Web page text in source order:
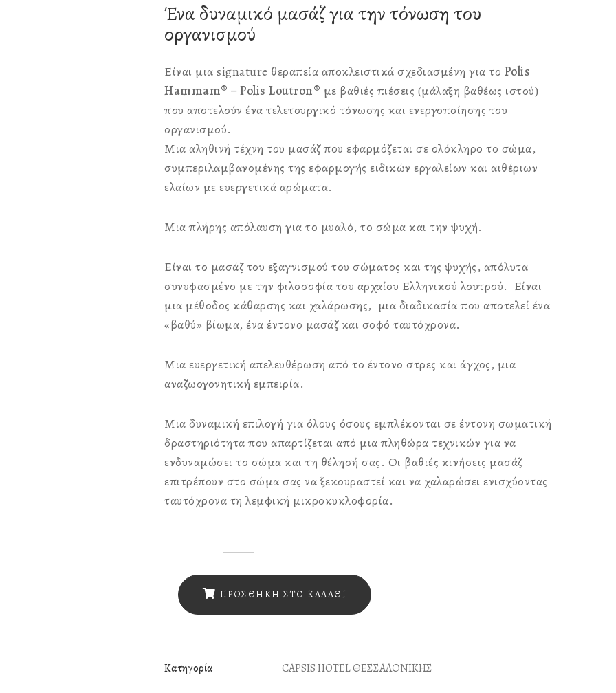
Ένα δυναμικό μασάζ για την τόνωση του
οργανισμού
Είναι μια signature θεραπεία αποκλειστικά σχεδιασμένη για το Polis
Hammam®️ –Polis Loutron® με βαθιές πιέσεις (μάλαξη βαθέως ιστού)
που αποτελούν ένα τελετουργικό τόνωσης και ενεργοποίησης του
οργανισμού.
Μια αληθινή τέχνη του μασάζ που εφαρμόζεται σε ολόκληρο το σώμα,
συμπεριλαμβανομένης της εφαρμογής ειδικών εργαλείων και αιθέριων
ελαίων με ευεργετικά αρώματα.
Μια πλήρης απόλαυση για το μυαλό, το σώμα και την ψυχή.
Είναι το μασάζ του εξαγνισμού του σώματος και της ψυχής, απόλυτα
συνυφασμένο με την φιλοσοφία του αρχαίου Ελληνικού λουτρού. Είναι
μια μέθοδος κάθαρσης και χαλάρωσης, μια διαδικασία που αποτελεί ένα
«βαθύ» βίωμα, ένα έντονο μασάζ και σοφό ταυτόχρονα.
Μια ευεργετική απελευθέρωση από το έντονο στρες και άγχος, μια
αναζωογονητική εμπειρία.
Μια δυναμική επιλογή για όλους όσους εμπλέκονται σε έντονη σωματική
δραστηριότητα που απαρτίζεται από μια πληθώρα τεχνικών για να
ενδυναμώσει το σώμα και τη θέλησή σας. Οι βαθιές κινήσεις μασάζ
επιτρέπουν στο σώμα σας να ξεκουραστεί και να χαλαρώσει ενισχύοντας
ταυτόχρονα τη λεμφική μικροκυκλοφορία.
Θεσσαλονίκης
ΠΡΟΣΘΉΚΗ ΣΤΟ ΚΑΛΆΘΙ
Κατηγορία CAPSIS HOTEL ΘΕΣΣΑΛΟΝΙΚΗΣ